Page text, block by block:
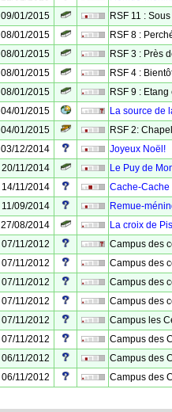
09/01/2015
RSF 11 :
08/01/2015
RSF 8 :
08/01/2015
RSF 3 : Près
08/01/2015
RSF 4 :
08/01/2015
RSF 9 :
04/01/2015
La source de
04/01/2015
RSF 2:
03/12/2014
Joyeux Noël!
20/11/2014
Le Puy de
14/11/2014
Cache-Cache
11/09/2014
Remue-
27/08/2014
La croix de
07/11/2012
Campus des
07/11/2012
Campus des
07/11/2012
Campus des
07/11/2012
Campus des
07/11/2012
Campus les
07/11/2012
Campus des
06/11/2012
Campus des
06/11/2012 Campus des